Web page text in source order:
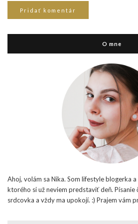
O mne
Ahoj, volám sa Nika. Som lifestyle blogerka
ktorého si už neviem predstaviť deň.
srdcovka a vždy ma upokojí. :) Prajem vám